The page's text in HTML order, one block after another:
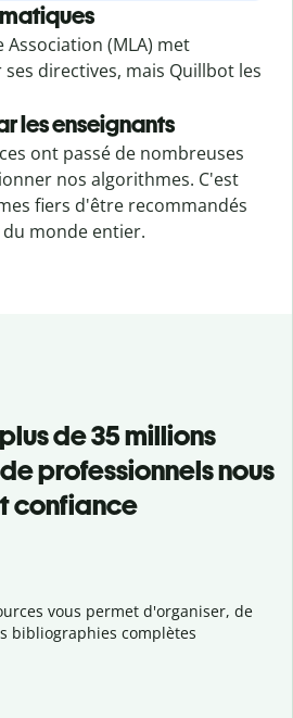
Association (MLA) met
directives, mais Quillbot les
les enseignants
ont passé de nombreuses
nos algorithmes. C'est
fiers d'être recommandés
monde entier.
de 35 millions
professionnels nous
confiance
vous permet d'organiser, de
bibliographies complètes